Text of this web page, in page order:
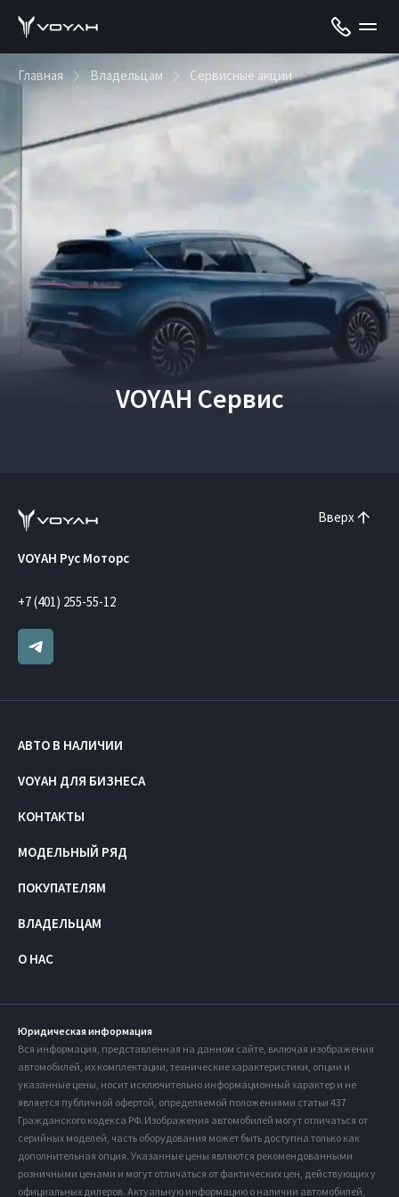
Главная Владельцам Сервисные акции
VOYAH Сервис
Вверх
VOYAH Рус Моторс
+7 (401) 255-55-12
АВТО В НАЛИЧИИ
VOYAH ДЛЯ БИЗНЕСА
КОНТАКТЫ
МОДЕЛЬНЫЙ РЯД
ПОКУПАТЕЛЯМ
ВЛАДЕЛЬЦАМ
О НАС
Юридическая информация
Вся информация, представленная на данном сайте, включая изображения
автомобилей, их комплектации, технические характеристики, опции и
указанные цены, носит исключительно информационный характер и не
является публичной офертой, определяемой положениями статьи 437
Гражданского кодекса РФ. Изображения автомобилей могут отличаться от
серийных моделей, часть оборудования может быть доступна только как
дополнительная опция. Указанные цены являются рекомендованными
розничными ценами и могут отличаться от фактических цен, действующих у
официальных дилеров. Актуальную информацию о наличии автомобилей,